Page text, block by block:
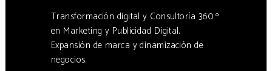
Transformación digital y Consultoría 360 º
en Marketing y Publicidad Digital.
Expansión de marca y dinamización de
negocios.